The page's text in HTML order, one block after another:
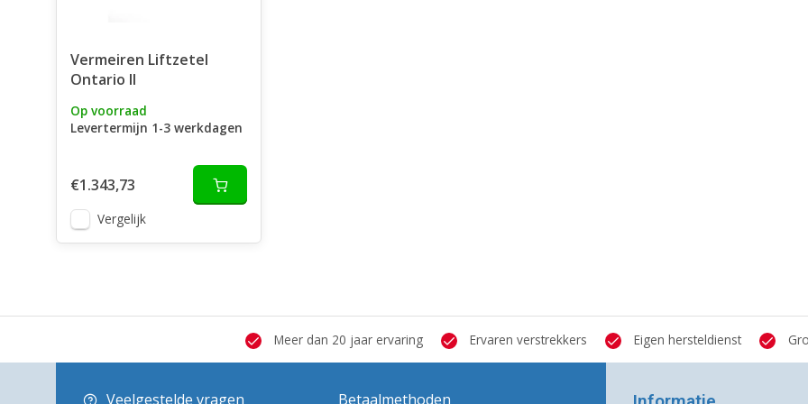
Vermeiren Liftzetel
Ontario II
Op voorraad
Levertermijn 1-3 werkdagen
€1.343,73
Vergelijk
Meer dan 20 jaar ervaring Ervaren verstrekkers Eigen hersteldienst
Veelgestelde vragen Betaalmethoden